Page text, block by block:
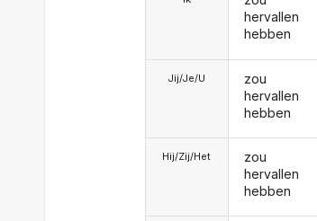
Jij/Je/U
Hij/Zij/Het
hervallen
hebben
zou
hervallen
hebben
zou
hervallen
hebben